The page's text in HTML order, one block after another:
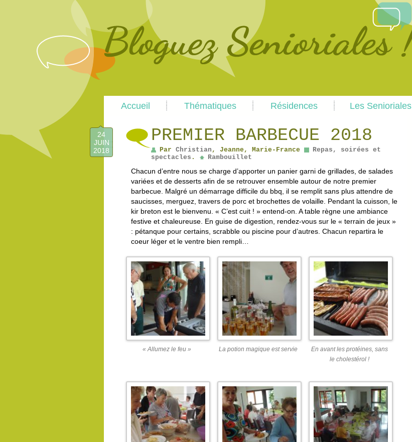
menuAccueil Thématiques Résidences Les Senioriales
PREMIER BARBECUE 2018
24
JUIN
2018
Par Christian , Jeanne, Marie-France
Repas, soirées et
spectacles . Rambouillet
Chacun d’entre nous se charge d’apporter un panier garni de grillades, de salades
variées et de desserts afin de se retrouver ensemble autour de notre premier
barbecue. Malgré un démarrage difficile du bbq, il se remplit sans plus attendre de
saucisses, merguez, travers de porc et brochettes de volaille. Pendant la cuisson, le
kir breton est le bienvenu. « C’est cuit ! » entend-on. A table règne une ambiance
festive et chaleureuse. En guise de digestion, rendez-vous sur le « terrain de jeux »
: pétanque pour certains, scrabble ou piscine pour d’autres. Chacun repartira le
coeur léger et le ventre bien rempli…
« Allumez le feu » La potion magique est servie
En avant les protéines, sans
le cholestérol !